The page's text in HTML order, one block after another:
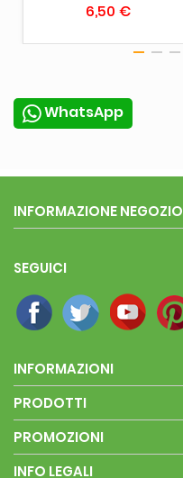
6,50 €
WhatsApp
INFORMAZIONE NEGOZIO
SEGUICI
INFORMAZIONI
PRODOTTI
PROMOZIONI
INFO LEGALI